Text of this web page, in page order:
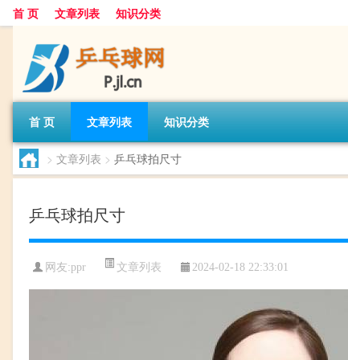
首 页 文章列表 知识分类
首 页 文章列表 知识分类
> 文章列表 > 乒乓球拍尺寸
乒乓球拍尺寸
网友:ppr 文章列表 2024-02-18 22:33:01